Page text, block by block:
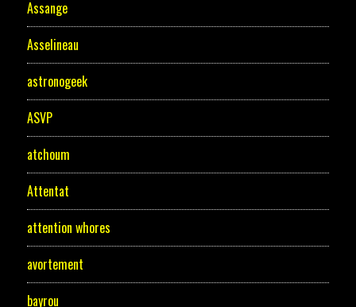
Assange
Asselineau
astronogeek
ASVP
atchoum
Attentat
attention whores
avortement
bayrou